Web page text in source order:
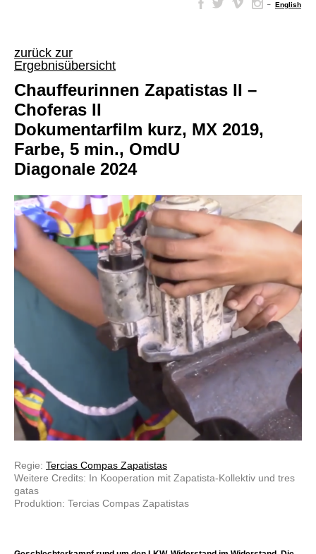
– English
zurück zur
Ergebnisübersicht
Chauffeurinnen Zapatistas II –
Choferas II
Dokumentarfilm kurz, MX 2019,
Farbe, 5 min., OmdU
Diagonale 2024
Regie: Tercias Compas Zapatistas
Weitere Credits: In Kooperation mit Zapatista-Kollektiv und tres
gatas
Produktion: Tercias Compas Zapatistas